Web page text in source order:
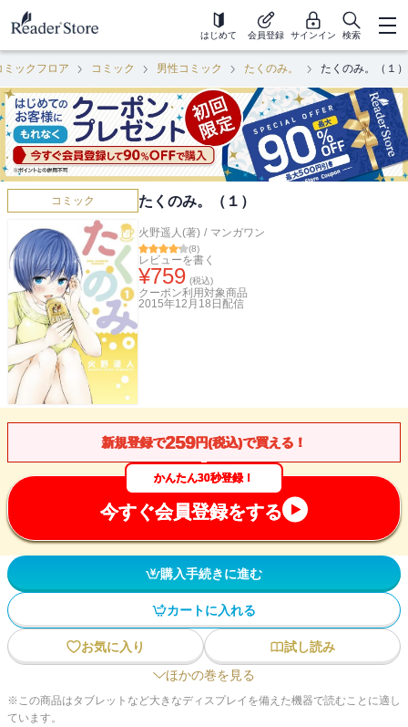
はじめて 会員登録 サインイン 検索
ミックフロア コミック 男性コミック たくのみ。 たくのみ。（１）
コミック たくのみ。（１）
火野遥人(著) / マンガワン
(8)
レビューを書く
¥759 (税込)
クーポン利用対象商品
2015年12月18日 配信
新規登録で259円(税込)で買える！
かんたん30秒登録！
今すぐ会員登録をする
購入手続きに進む
カートに入れる
お気に入り
試し読み
ほかの巻を見る
※この商品はタブレットなど大きなディスプレイを備えた機器で読むことに適し
ています。